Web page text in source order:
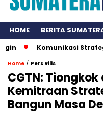
HOME BERITA
Komunikasi Strategis
Home / Pers Rilis
CGTN:
Kemitraan
Bangun Masa